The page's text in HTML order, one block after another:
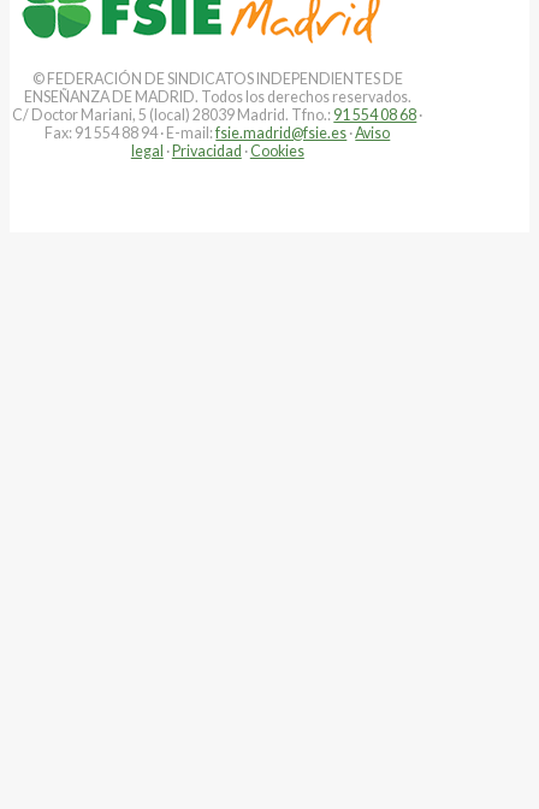
© FEDERACIÓN DE SINDICATOS INDEPENDIENTES DE
ENSEÑANZA DE MADRID. Todos los derechos reservados.
C/ Doctor Mariani, 5 (local) 28039 Madrid. Tfno.: 91 554 08 68 ·
Fax: 91 554 88 94 · E-mail:fsie.madrid@fsie.es ·Aviso
legal ·Privacidad · Cookies